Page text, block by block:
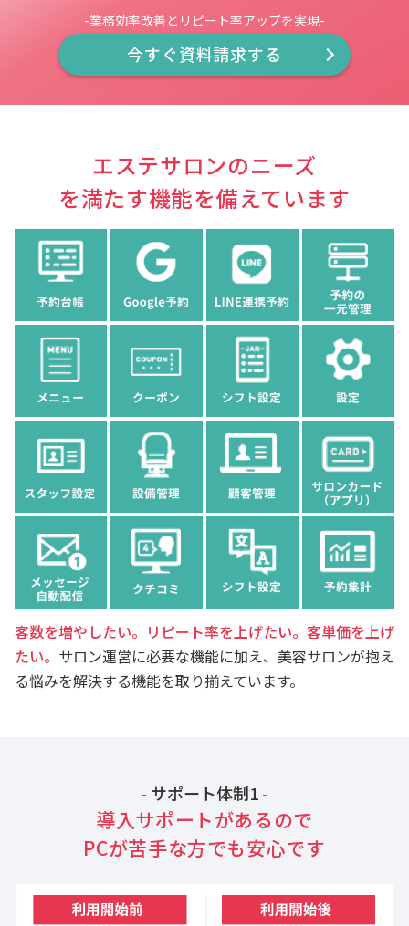
-業務効率改善とリピート率アップを実現-
今すぐ資料請求する
エステサロンのニーズ
を満たす機能を備えています
客数を増やしたい。リピート率を上げたい。客単価を上げ
たい。 サロン運営に必要な機能に加え、美容サロンが抱え
る悩みを解決する機能を取り揃えています。
- サポート体制1 -
導入サポートがあるので
PCが苦手な方でも安心です